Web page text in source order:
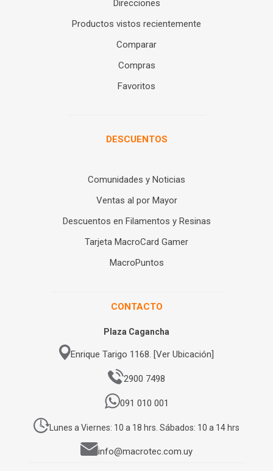
Direcciones
Productos vistos recientemente
Comparar
Compras
Favoritos
DESCUENTOS
Comunidades y Noticias
Ventas al por Mayor
Descuentos en Filamentos y Resinas
Tarjeta MacroCard Gamer
MacroPuntos
CONTACTO
Plaza Cagancha
Enrique Tarigo 1168. [Ver Ubicación]
2900 7498
091 010 001
Lunes a Viernes: 10 a 18 hrs. Sábados: 10 a 14 hrs
info@macrotec.com.uy